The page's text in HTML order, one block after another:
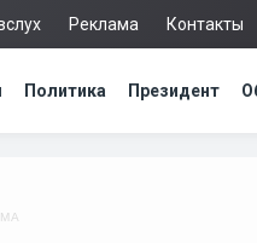
Реклама Контакты
Политика Президент